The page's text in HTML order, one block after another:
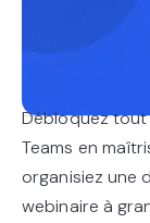
Débloquez
Teams en
organisiez une
webinaire à